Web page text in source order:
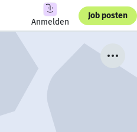
Anmelden
Job posten